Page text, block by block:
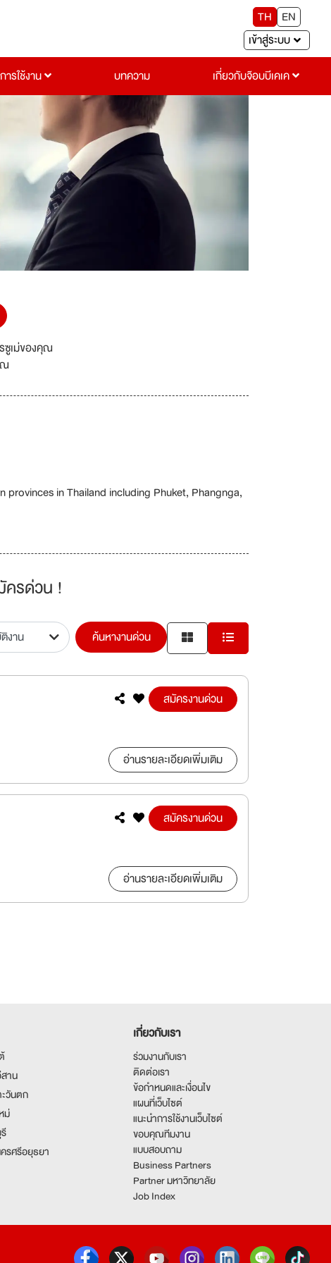
TH
EN
เข้าสู่ระบบ
ารใช้งาน บทความ เกี่ยวกับจ๊อบบีเคเค
ซูเม่ของคุณ
provinces in Thailand including Phuket, Phangnga,
ครด่วน !
ค้นหางานด่วน
สมัครงานด่วน
อ่านรายละเอียดเพิ่มเติม
สมัครงานด่วน
อ่านรายละเอียดเพิ่มเติม
าน
วันตก
ม่
รศรีอยุธยา
เกี่ยวกับเรา
ร่วมงานกับเรา
ติดต่อเรา
ข้อกำหนดและเงื่อนไข
แผนที่เว็บไซต์
แนะนำการใช้งานเว็บไซต์
ขอบคุณทีมงาน
แบบสอบถาม
Business Partners
Partner มหาวิทยาลัย
Job Index